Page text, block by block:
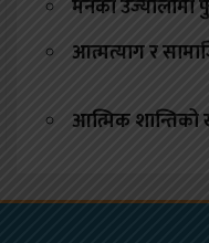
मनको उज्यालोमा
आत्मत्याग र
आत्मिक शान्तिको